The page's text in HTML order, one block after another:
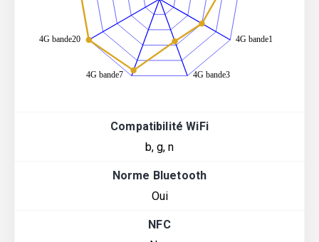
Compatibilité WiFi
b, g, n
Norme Bluetooth
Oui
NFC